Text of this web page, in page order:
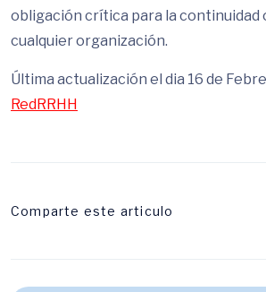
obligación crítica para la continuidad
cualquier organización.
Última actualización el dia 16 de
RedRRHH
Comparte este articulo